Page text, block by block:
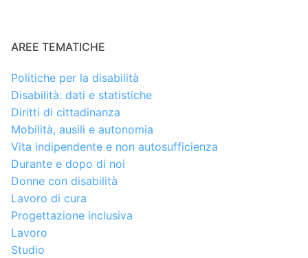
AREE TEMATICHE
Politiche per la disabilità
Disabilità: dati e statistiche
Diritti di cittadinanza
Mobilità, ausili e autonomia
Vita indipendente e non autosufficienza
Durante e dopo di noi
Donne con disabilità
Lavoro di cura
Progettazione inclusiva
Lavoro
Studio